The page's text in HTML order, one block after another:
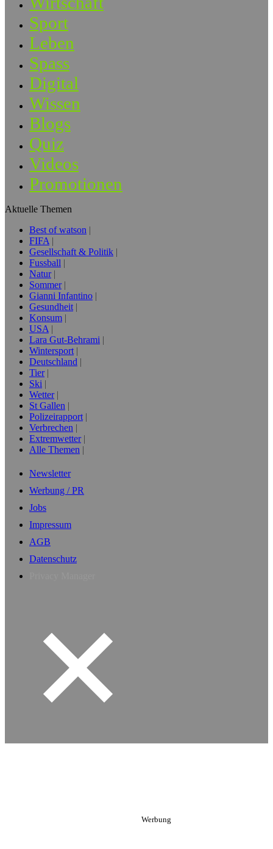
Sport
Leben
Spass
Digital
Wissen
Blogs
Quiz
Videos
Promotionen
Aktuelle Themen
Best of watson
FIFA
Gesellschaft & Politik
Fussball
Natur
Sommer
Gianni Infantino
Gesundheit
Konsum
USA
Lara Gut-Behrami
Wintersport
Deutschland
Tier
Ski
Wetter
St Gallen
Polizeirapport
Verbrechen
Extremwetter
Alle Themen
Newsletter
Werbung / PR
Jobs
Impressum
AGB
Datenschutz